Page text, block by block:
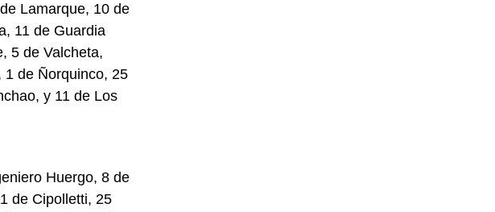
Lamarque, 10 de
11 de Guardia
5 de Valcheta,
1 de Ñorquinco, 25
y 11 de Los
Huergo, 8 de
de Cipolletti, 25